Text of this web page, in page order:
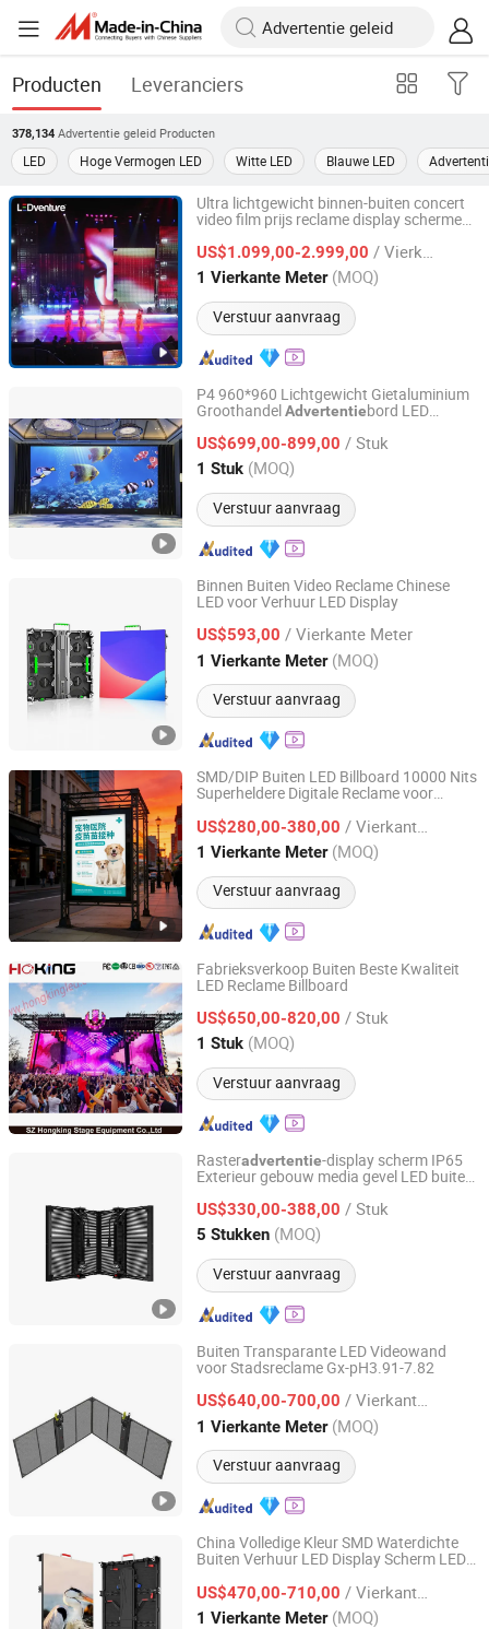
Producten Leveranciers
378,134 Advertentie geleid Producten
LED Hoge Vermogen LED Witte LED Blauwe LED
Ultra lichtgewicht binnen-buiten concert
video film prijs reclame display schermen
US$1.099,00-2.999,00 / Vierkante Meter
1 Vierkante Meter (MOQ)
Verstuur aanvraag
Shenzhen LEDventure Co., Ltd.
Guangdong, China Sinds 2017
P4 960*960 Lichtgewicht Gietaluminium
GroothandelAdvertentiebord LED
US$699,00-899,00 / Stuk
1 Stuk (MOQ)
Verstuur aanvraag
Shenzhen SandsLED Photoelectric Technology Co., Ltd.
Guangdong, China Sinds 2022
Binnen Buiten Video Reclame Chinese
LED voor Verhuur LED Display
US$593,00 / Vierkante Meter
1 Vierkante Meter (MOQ)
Verstuur aanvraag
Guangzhou Junchen Display Technology Co., Ltd.
Guangdong, China Sinds 2023
SMD/DIP Buiten LED Billboard 10000 Nits
Superheldere Digitale Reclame voor
US$280,00-380,00 / Vierkante Meter
1 Vierkante Meter (MOQ)
Verstuur aanvraag
Shenzhen Hopestar Sci-Tech Co., Ltd.
Guangdong, China Sinds 2009
Fabrieksverkoop Buiten Beste Kwaliteit
LED Reclame Billboard
US$650,00-820,00 / Stuk
1 Stuk (MOQ)
Verstuur aanvraag
sz hongking stage equipment co., ltd.
Guangdong, China Sinds 2016
Rasteradvertentie-display scherm IP65
Exterieur gebouw media gevel LED buiten
US$330,00-388,00 / Stuk
5 Stukken (MOQ)
Verstuur aanvraag
Shenzhen Dinosaur Display Co., Ltd.
Guangdong, China Sinds 2024
Buiten Transparante LED Videowand
voor Stadsreclame Gx-pH3.91-7.82
US$640,00-700,00 / Vierkante Meter
1 Vierkante Meter (MOQ)
Verstuur aanvraag
Hefei Ark Universe International Trade Co., Ltd.
Anhui, China Sinds 2025
China Volledige Kleur SMD Waterdichte
Buiten Verhuur LED Display Scherm LED
US$470,00-710,00 / Vierkante Meter
1 Vierkante Meter (MOQ)
Shenzhen Xing Guang Cai Technology Co., Limited
Guangdong, China Sinds 2023